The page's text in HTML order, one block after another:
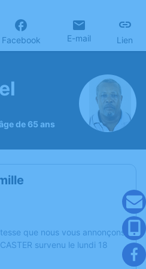
Facebook E-mail Lien
de 65 ans
que nous vous annonçons
survenu le lundi 18